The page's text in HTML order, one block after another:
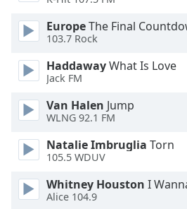
Edge
Style
Font
Family
EuropeThe Final
103.7 Rock
HaddawayWhat Is Love
Jack FM
Van Halen Jump
WLNG 92.1 FM
Natalie Imbruglia Torn
105.5 WDUV
Whitney Houston I Wanna
Alice 104.9